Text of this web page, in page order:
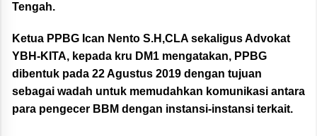
Tengah.
Ketua PPBG Ican Nento S.H,CLA sekaligus Advokat
YBH-KITA, kepada kru DM1 mengatakan, PPBG
dibentuk pada 22 Agustus 2019 dengan tujuan
sebagai wadah untuk memudahkan komunikasi antara
para pengecer BBM dengan instansi-instansi terkait.